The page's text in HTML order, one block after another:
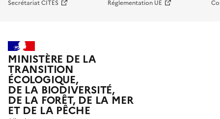
Secrétariat CITES Réglementation UE
MINISTÈRE DE LA
TRANSITION
ÉCOLOGIQUE,
DE LA BIODIVERSITÉ,
DE LA FORÊT, DE LA MER
ET DE LA PÊCHE